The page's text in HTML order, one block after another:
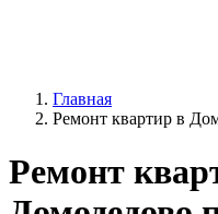
Главная
Ремонт квартир в
Ремонт